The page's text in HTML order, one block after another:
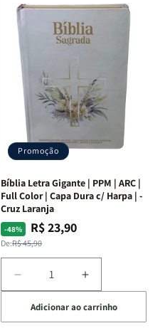
a
Bíblia
Livro
por
Livro
um
panorama
completo
dos
66
da
Bíblia
Equipe
teológica
Penkal
a
Bíblia
Livro
-
um
panorama
completo
dos
da
Bíblia
Penkal
Promoção
Bíblia Letra Gigante | PPM | ARC |
Full Color | Capa Dura c/ Harpa | -
Cruz Laranja
-48%
Preço
normal
De:R$ 45,90
Preço
promocional
R$ 23,90
Diminuir
a
quantidade
de
Aumentar
a
quantidade
de
Adicionar ao carrinho